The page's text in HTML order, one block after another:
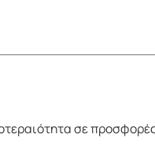
σε